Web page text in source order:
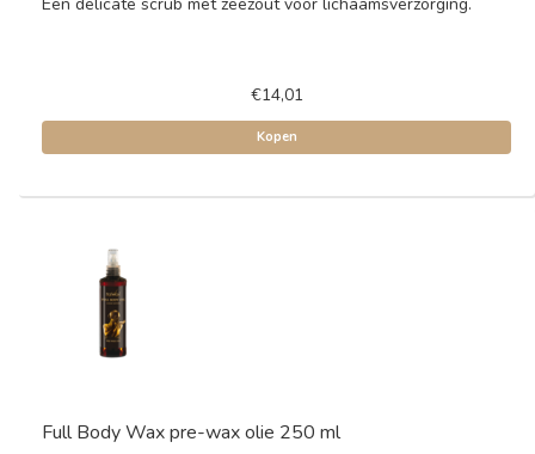
€14,01
Kopen
Full Body Wax pre-wax olie 250 ml